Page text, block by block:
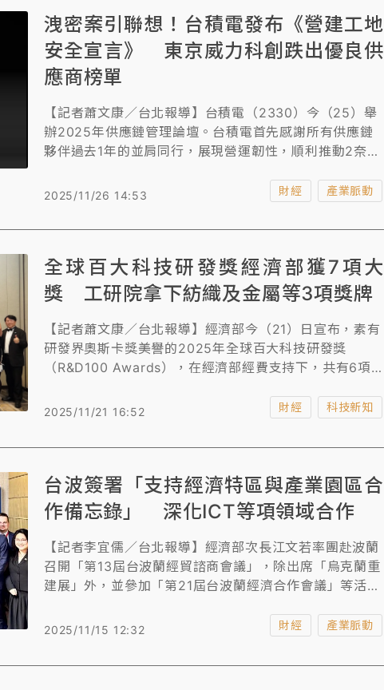
洩密案引聯想！台積電發布《營建工地
安全宣言》 東京威力科創跌出優良供
應商榜單
【記者蕭文康／台北報導】台積電（2330）今（25）舉
辦2025年供應鏈管理論壇。台積電首先感謝所有供應鏈
夥伴過去1年的並肩同行，展現營運韌性，順利推動2奈米
球生產布局，支持台積電以領先技術與卓越製造服務，持
案疑雲還在調查中，東京威力科創6年來首次摔出優良供
2025/11/26 14:53 財經 產業脈動
全球百大科技研發獎經濟部獲7項大
獎 工研院拿下紡織及金屬等3項獎牌
【記者蕭文康／台北報導】經濟部今（21）日宣布，素有
研發界奧斯卡獎美譽的2025年全球百大科技研發獎
（R&D100 Awards），在經濟部經費支持下，共有6項
項、金屬中心1項（另拿下特別獎）、資策會獲獎1項，聚
佛摩國家實驗室（Lawrence Livermore National
Laboratory）等國際重量級機構並列，再次讓我國深厚
的創新研發實力在國際舞台發光發熱。
2025/11/21 16:52 財經 科技新知
台波簽署「支持經濟特區與產業園區合
作備忘錄」 深化ICT等項領域合作
【記者李宜儒／台北報導】經濟部次長江文若率團赴波蘭
召開「第13屆台波蘭經貿諮商會議」，除出席「烏克蘭重
建展」外，並參加「第21屆台波蘭經濟合作會議」等活
更新「中小企業、創新與新創事業合作備忘錄」。
2025/11/15 12:32 財經 產業脈動